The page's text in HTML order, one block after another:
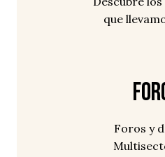
que
Foros y